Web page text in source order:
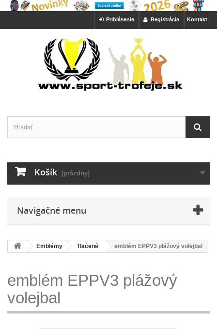
Kontakt
Registrácia
Prihlásenie
Košík (prázdny)
Navigačné menu
Emblémy Tlačené emblém EPPV3 plážový volejbal
emblém EPPV3 plážový
volejbal